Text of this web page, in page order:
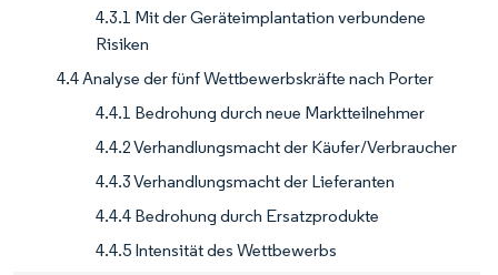
4.3.1 Mit der Geräteimplantation verbundene
Risiken
4.4 Analyse der fünf Wettbewerbskräfte nach Porter
4.4.1 Bedrohung durch neue Marktteilnehmer
4.4.2 Verhandlungsmacht der Käufer/Verbraucher
4.4.3 Verhandlungsmacht der Lieferanten
4.4.4 Bedrohung durch Ersatzprodukte
4.4.5 Intensität des Wettbewerbs